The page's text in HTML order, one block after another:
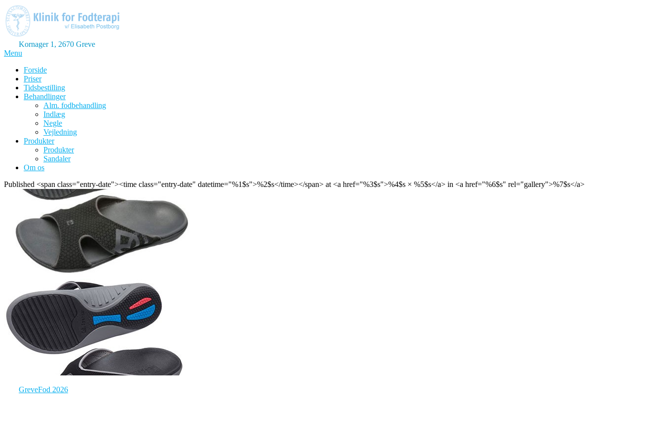
Skip
to
content
Kornager 1, 2670 Greve
GreveFod
Menu
Forside
Priser
Tidsbestilling
Behandlinger
Alm. fodbehandling
Indlæg
Negle
Vejledning
Produkter
Produkter
Sandaler
Om os
Published <span class="entry-date"><time class="entry-date" datetime="%1$s">%2$s</time></span> at <a href="%3$s">%4$s × %5$s</a> in <a href="%6$s" rel="gallery">%7$s</a>
GreveFod 2026